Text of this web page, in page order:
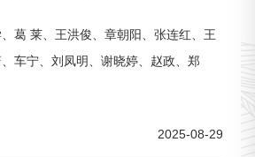
连红、王
车宁、刘凤明、谢晓婷、赵政、郑
2025-08-29